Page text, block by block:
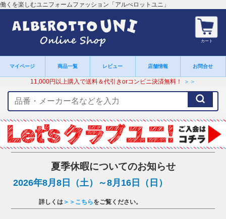
働くを楽しむユニフォームファッション「アルべロットユニ」
カート
マイページ 商品一覧 レビュー 店舗情報 お問合せ
11,000円以上購入で送料＆代引きorコンビニ決済無料！ ＞＞
ー
ワ
ー
ド
夏季休暇についてのお知らせ
2026年8月8日（土）～8月16日（日）
詳しくは ＞＞こちらをご覧ください。